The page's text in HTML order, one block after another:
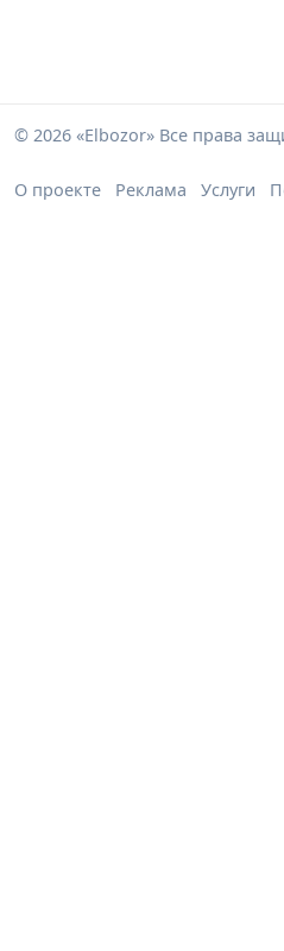
© 2026 «Elbozor» Все права
О проекте Реклама Услуги